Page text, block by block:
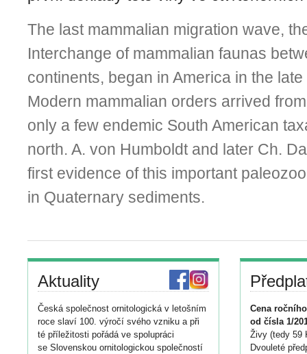
The last mammalian migration wave,
Interchange of mammalian faunas
continents, began in America in the
Modern mammalian orders arrived
only a few endemic South American
north. A. von Humboldt and later Ch.
first evidence of this important
in Quaternary sediments.
Aktuality
Česká společnost ornitologická v letošním
roce slaví 100. výročí svého vzniku a při
té příležitosti pořádá ve spolupráci
se Slovenskou ornitologickou společností
Cena
od čísla 1/
Živy (tedy 59
Dvouleté